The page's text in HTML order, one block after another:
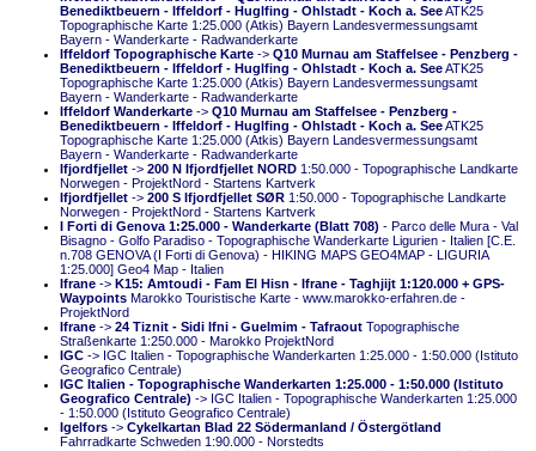
Benediktbeuern - Iffeldorf - Huglfing - Ohlstadt - Koch a. SeeATK25
Topographische Karte 1:25.000 (Atkis) Bayern Landesvermessungsamt
Bayern - Wanderkarte - Radwanderkarte
Iffeldorf Topographische Karte -> Q10 Murnau am Staffelsee - Penzberg -
Benediktbeuern - Iffeldorf - Huglfing - Ohlstadt - Koch a. SeeATK25
Topographische Karte 1:25.000 (Atkis) Bayern Landesvermessungsamt
Bayern - Wanderkarte - Radwanderkarte
Iffeldorf Wanderkarte -> Q10 Murnau am Staffelsee - Penzberg -
Benediktbeuern - Iffeldorf - Huglfing - Ohlstadt - Koch a. SeeATK25
Topographische Karte 1:25.000 (Atkis) Bayern Landesvermessungsamt
Bayern - Wanderkarte - Radwanderkarte
Ifjordfjellet -> 200 N Ifjordfjellet NORD 1:50.000 - Topographische Landkarte
Norwegen - ProjektNord - Startens Kartverk
Ifjordfjellet -> 200 S Ifjordfjellet SØR 1:50.000 - Topographische Landkarte
Norwegen - ProjektNord - Startens Kartverk
I Forti di Genova 1:25.000 - Wanderkarte (Blatt 708) - Parco delle Mura - Val
Bisagno - Golfo Paradiso - Topographische Wanderkarte Ligurien - Italien [C.E.
n.708 GENOVA (I Forti di Genova) - HIKING MAPS GEO4MAP - LIGURIA
1:25.000] Geo4 Map - Italien
Ifrane -> K15: Amtoudi - Fam El Hisn - Ifrane - Taghjijt 1:120.000 + GPS-
Waypoints Marokko Touristische Karte - www.marokko-erfahren.de -
ProjektNord
Ifrane -> 24 Tiznit - Sidi Ifni - Guelmim - Tafraout Topographische
Straßenkarte 1:250.000 - Marokko ProjektNord
IGC -> IGC Italien - Topographische Wanderkarten 1:25.000 - 1:50.000 (Istituto
Geografico Centrale)
IGC Italien - Topographische Wanderkarten 1:25.000 - 1:50.000 (Istituto
Geografico Centrale) -> IGC Italien - Topographische Wanderkarten 1:25.000
- 1:50.000 (Istituto Geografico Centrale)
Igelfors -> Cykelkartan Blad 22 Södermanland / Östergötland
Fahrradkarte Schweden 1:90.000 - Norstedts